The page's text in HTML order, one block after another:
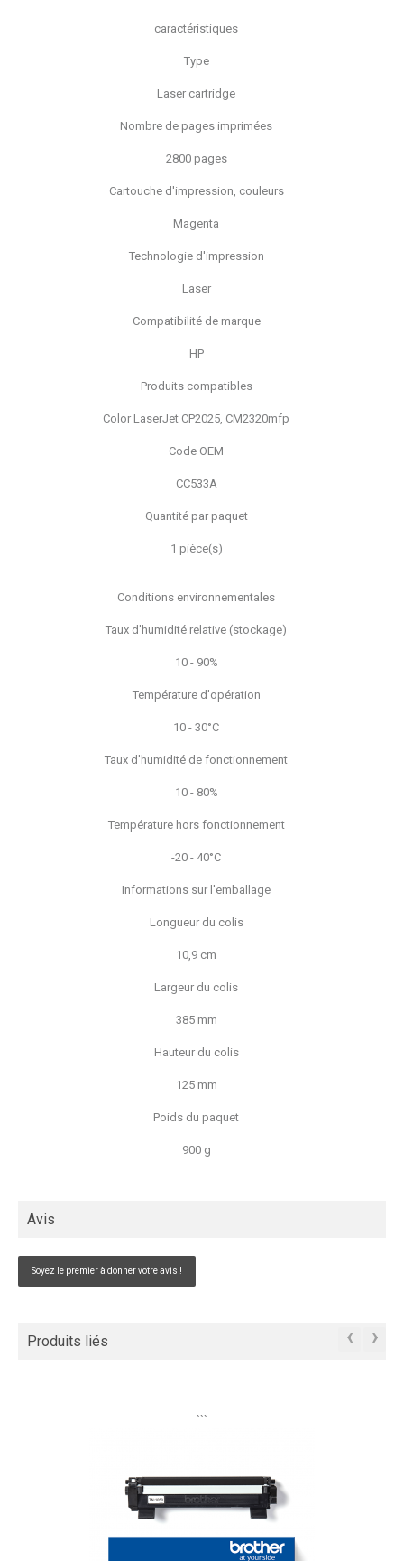
caractéristiques
Type
Laser cartridge
Nombre de pages imprimées
2800 pages
Cartouche d'impression, couleurs
Magenta
Technologie d'impression
Laser
Compatibilité de marque
HP
Produits compatibles
Color LaserJet CP2025, CM2320mfp
Code OEM
CC533A
Quantité par paquet
1 pièce(s)
Conditions environnementales
Taux d'humidité relative (stockage)
10 - 90%
Température d'opération
10 - 30°C
Taux d'humidité de fonctionnement
10 - 80%
Température hors fonctionnement
-20 - 40°C
Informations sur l'emballage
Longueur du colis
10,9 cm
Largeur du colis
385 mm
Hauteur du colis
125 mm
Poids du paquet
900 g
Avis
Soyez le premier à donner votre avis !
Produits liés ‹ ›
```